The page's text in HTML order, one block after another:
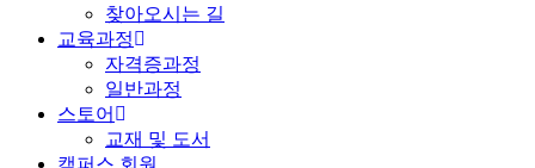
찾아오시는 길
교육과정
자격증과정
일반과정
스토어
교재 및 도서
캠퍼스 회원